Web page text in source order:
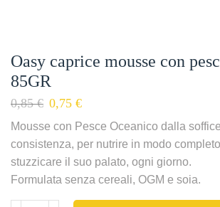
Oasy caprice mousse con
85GR
0,85€ 0,75 €
Mousse con Pesce Oceanico dalla
consistenza, per nutrire in modo
stuzzicare il suo palato, ogni giorno.
Formulata senza cereali, OGM e soia.